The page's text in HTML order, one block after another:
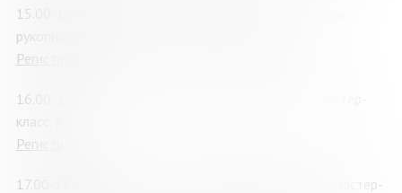
15.00-16.00 «Мои места родные»: выставка детских
рукописных книг из фонда музея МОДЮБ, 6+
Регистрация
16.00-17.00 «Книжка-малышка своими руками»: мастер-
класс, 8+
Регистрация
17.00-18.00 «Путешествие по Северному сиянию»: мастер-